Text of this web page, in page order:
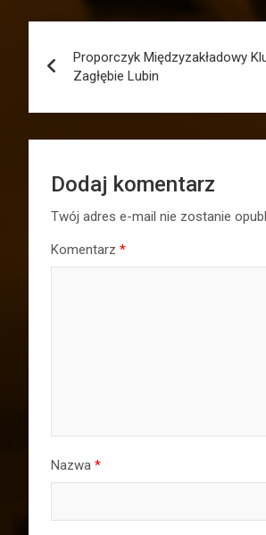
wpisu
Proporczyk Międzyzakładowy
Zagłębie Lubin
Dodaj komentarz
Twój adres e-mail nie zostanie
Komentarz *
Nazwa *